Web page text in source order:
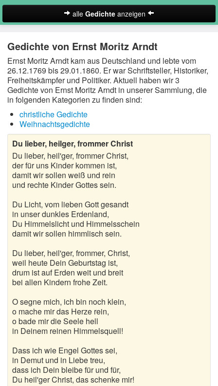
alle Gedichte anzeigen
Neues Gedicht eintragen
Abschiedsgedichte
Christliche Gedichte
Freundschaftsgedichte
Frühlingsgedichte
Geburtstagsgedichte
Gedichte der Romantik
Gedichte zum Nachdenken
Gedichte zur goldenen Hochzeit
Gute Nacht Gedichte
Herbstgedichte
Hochzeitsgedichte
Kindergedichte
Liebesgedichte
Lustige Gedichte
Gedichte von Ernst Moritz Arndt
Ernst Moritz Arndt kam aus Deutschland und lebte vom
26.12.1769 bis 29.01.1860. Er war Schriftsteller, Historiker,
Freiheitskämpfer und Politiker. Aktuell haben wir 3
Gedichte von Ernst Moritz Arndt in unserer Sammlung, die
in folgenden Kategorien zu finden sind:
christliche Gedichte
Weihnachtsgedichte
Du lieber, heilger, frommer Christ
Du lieber, heil'ger, frommer Christ,
der für uns Kinder kommen ist,
damit wir sollen weiß und rein
und rechte Kinder Gottes sein.
Du Licht, vom lieben Gott gesandt
in unser dunkles Erdenland,
Du Himmelslicht und Himmelsschein
damit wir sollen himmlisch sein.
Du lieber, heil'ger, frommer, Christ,
weil heute Dein Geburtstag ist,
drum ist auf Erden weit und breit
bei allen Kindern frohe Zeit.
O segne mich, ich bin noch klein,
o mache mir das Herze rein,
o bade mir die Seele hell
in Deinem reinen Himmelsquell!
Dass ich wie Engel Gottes sei,
in Demut und in Liebe treu,
dass ich Dein bleibe für und für,
Du heil'ger Christ, das schenke mir!